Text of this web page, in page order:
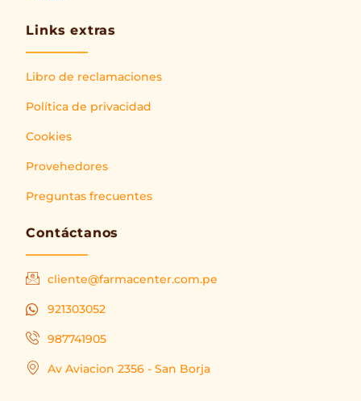
Links extras
Libro de reclamaciones
Política de privacidad
Cookies
Provehedores
Preguntas frecuentes
Contáctanos
cliente@farmacenter.com.pe
921303052
987741905
Av Aviacion 2356 - San Borja